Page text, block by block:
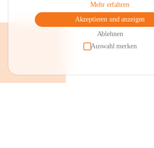
Mehr erfahren
Akzeptieren und anzeigen
Ablehnen
Auswahl merken